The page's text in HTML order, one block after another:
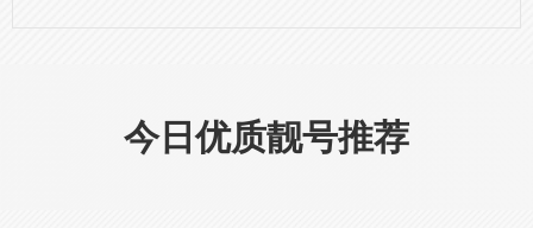
今日优质靓号推荐